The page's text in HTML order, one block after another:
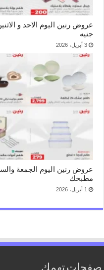
جنيه
3 أبريل، 2026
مطبخك
1 أبريل، 2026